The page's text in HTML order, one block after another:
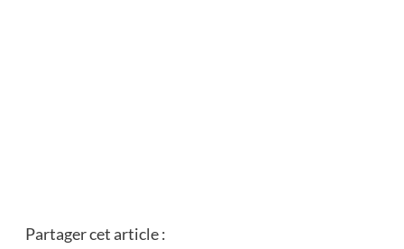
Partager cet article :